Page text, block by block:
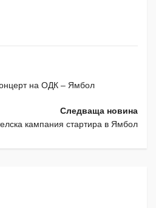
на ОДК – Ямбол
Следваща новина
кампания стартира в Ямбол